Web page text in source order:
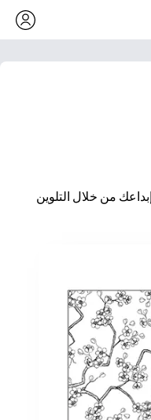
من خلال التلوين
الثابت الذي يساعدك
وقت الراحة - نشاط مهدئ
ألوان جديدة أو